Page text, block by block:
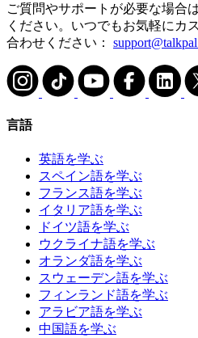
ご質問やサポートが必要な場合
ください。いつでもお気軽にカ
合わせください：
言語
英語を学ぶ
スペイン語を学ぶ
フランス語を学ぶ
イタリア語を学ぶ
ドイツ語を学ぶ
ウクライナ語を学ぶ
オランダ語を学ぶ
スウェーデン語を学ぶ
フィンランド語を学ぶ
アラビア語を学ぶ
中国語を学ぶ